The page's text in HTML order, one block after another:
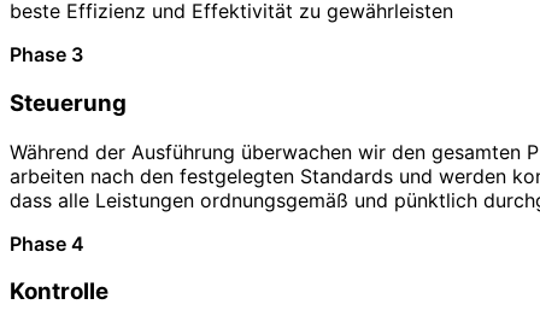
beste Effizienz und Effektivität zu gewährleisten
Phase 3
Steuerung
Während der Ausführung überwachen wir den gesamten
arbeiten nach den festgelegten Standards und werden
dass alle Leistungen ordnungsgemäß und pünktlich
Phase 4
Kontrolle